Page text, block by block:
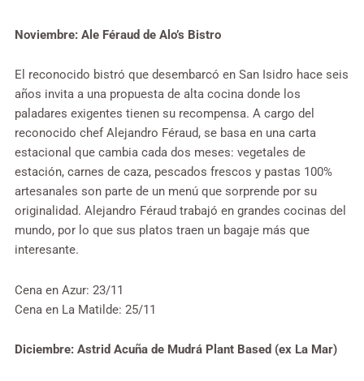
Noviembre: Ale Féraud de Alo’s Bistro
El reconocido bistró que desembarcó en San Isidro hace seis
años invita a una propuesta de alta cocina donde los
paladares exigentes tienen su recompensa. A cargo del
reconocido chef Alejandro Féraud, se basa en una carta
estacional que cambia cada dos meses: vegetales de
estación, carnes de caza, pescados frescos y pastas 100%
artesanales son parte de un menú que sorprende por su
originalidad. Alejandro Féraud trabajó en grandes cocinas del
mundo, por lo que sus platos traen un bagaje más que
interesante.
Cena en Azur: 23/11
Cena en La Matilde: 25/11
Diciembre: Astrid Acuña de Mudrá Plant Based (ex La Mar)